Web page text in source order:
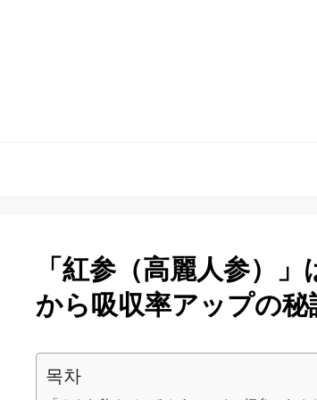
「紅参（高麗人参）
から吸収率アップの
목차